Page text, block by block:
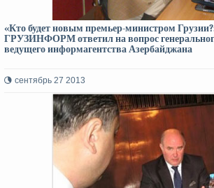
«Кто будет новым премьер-министром
ГРУЗИНФОРМ ответил на вопрос
ведущего информагентства Азербайджана
сентябрь 27 2013